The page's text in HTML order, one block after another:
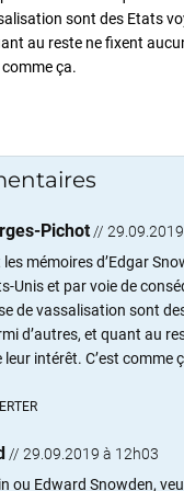
sont des Etats
au reste ne fixent
ça.
Pichot //
mémoires d’Edgar
Unis et par voie de
de vassalisation sont
d’autres, et quant au
leur intérêt. C’est comme
// 29.09.2019 à 12h03
ou Edward Snowden,